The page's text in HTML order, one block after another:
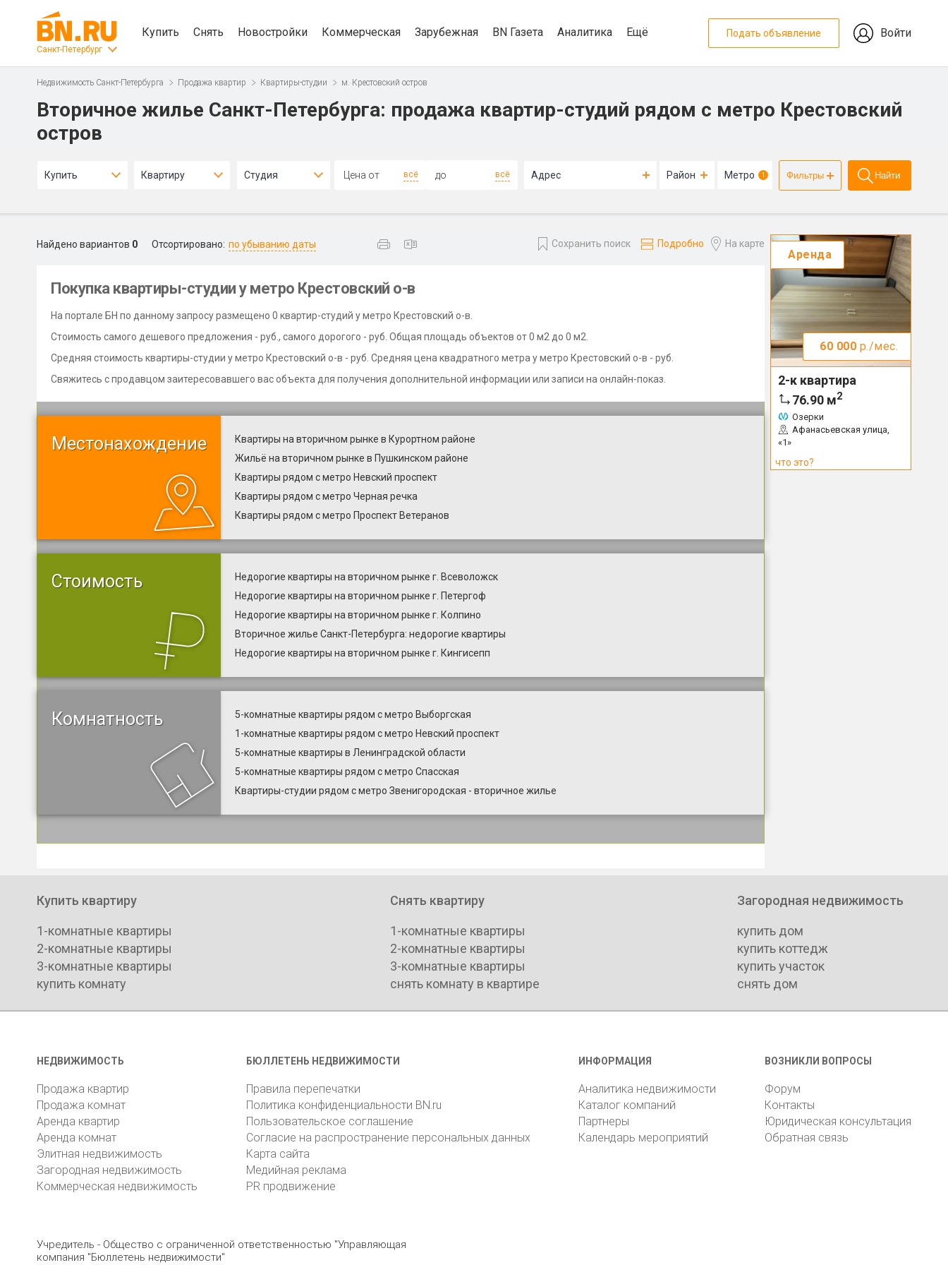
Санкт-Петербург
Купить Снять Новостройки Коммерческая Зарубежная BN Газета Аналитика Ещё Подать объявление Войти
Недвижимость Санкт-Петербурга Продажа квартир Квартиры-студии м. Крестовский остров
Вторичное жилье Санкт-Петербурга: продажа квартир-студий рядом с метро Крестовский
остров
Купить Квартиру Студия всё всё Адрес Район Метро 1 Фильтры Найти
Найдено вариантов 0 Отсортировано: по убыванию даты Сохранить поиск Подробно На карте
Покупка квартиры-студии у метро Крестовский о-в
На портале БН по данному запросу размещено 0 квартир-студий у метро Крестовский о-в.
Стоимость самого дешевого предложения - руб., самого дорогого - руб. Общая площадь объектов от 0 м2 до 0 м2.
Средняя стоимость квартиры-студии у метро Крестовский о-в - руб. Средняя цена квадратного метра у метро Крестовский о-в - руб.
Свяжитесь с продавцом заитересовавшего вас объекта для получения дополнительной информации или записи на онлайн-показ.
Местонахождение
Квартиры на вторичном рынке в Курортном районе
Жильё на вторичном рынке в Пушкинском районе
Квартиры рядом с метро Невский проспект
Квартиры рядом с метро Черная речка
Квартиры рядом с метро Проспект Ветеранов
Стоимость
Недорогие квартиры на вторичном рынке г. Всеволожск
Недорогие квартиры на вторичном рынке г. Петергоф
Недорогие квартиры на вторичном рынке г. Колпино
Вторичное жилье Санкт-Петербурга: недорогие квартиры
Недорогие квартиры на вторичном рынке г. Кингисепп
Комнатность
5-комнатные квартиры рядом с метро Выборгская
1-комнатные квартиры рядом с метро Невский проспект
5-комнатные квартиры в Ленинградской области
5-комнатные квартиры рядом с метро Спасская
Квартиры-студии рядом с метро Звенигородская - вторичное жилье
Аренда
60 000 р./мес.
2-к квартира
76.90 м2
Озерки
Афанасьевская улица,
«1»
что это?
Купить квартиру
1-комнатные квартиры
2-комнатные квартиры
3-комнатные квартиры
купить комнату
Снять квартиру
1-комнатные квартиры
2-комнатные квартиры
3-комнатные квартиры
снять комнату в квартире
Загородная недвижимость
купить дом
купить коттедж
купить участок
снять дом
НЕДВИЖИМОСТЬ
Продажа квартир
Продажа комнат
Аренда квартир
Аренда комнат
Элитная недвижимость
Загородная недвижимость
Коммерческая недвижимость
БЮЛЛЕТЕНЬ НЕДВИЖИМОСТИ
Правила перепечатки
Политика конфиденциальности BN.ru
Пользовательское соглашение
Согласие на распространение персональных данных
Карта сайта
Медийная реклама
PR продвижение
ИНФОРМАЦИЯ
Аналитика недвижимости
Каталог компаний
Партнеры
Календарь мероприятий
ВОЗНИКЛИ ВОПРОСЫ
Форум
Контакты
Юридическая консультация
Обратная связь
Учредитель - Общество с ограниченной ответственностью "Управляющая
компания "Бюллетень недвижимости"